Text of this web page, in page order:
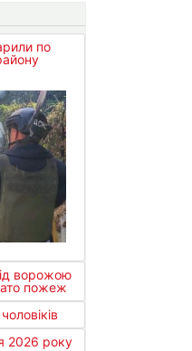
по
ворожою
пожеж
2026 року